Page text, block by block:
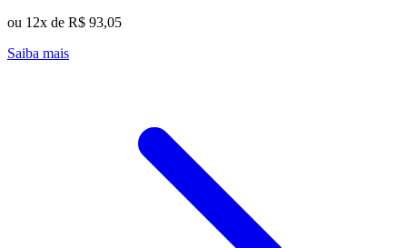
ou 12x de R$ 93,05
Saiba mais